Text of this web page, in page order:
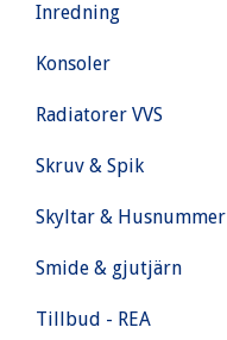
Inredning
Konsoler
Radiatorer VVS
Skruv & Spik
Skyltar & Husnummer
Smide & gjutjärn
Tillbud - REA